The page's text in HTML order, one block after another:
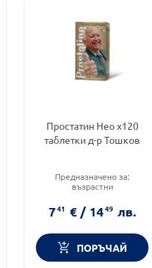
Простатин Нео х120
таблетки д-р Тошков
Предназначено за:
възрастни
Форма на продукта:
таблетки
741 € / 1449 лв.
ПОРЪЧАЙ